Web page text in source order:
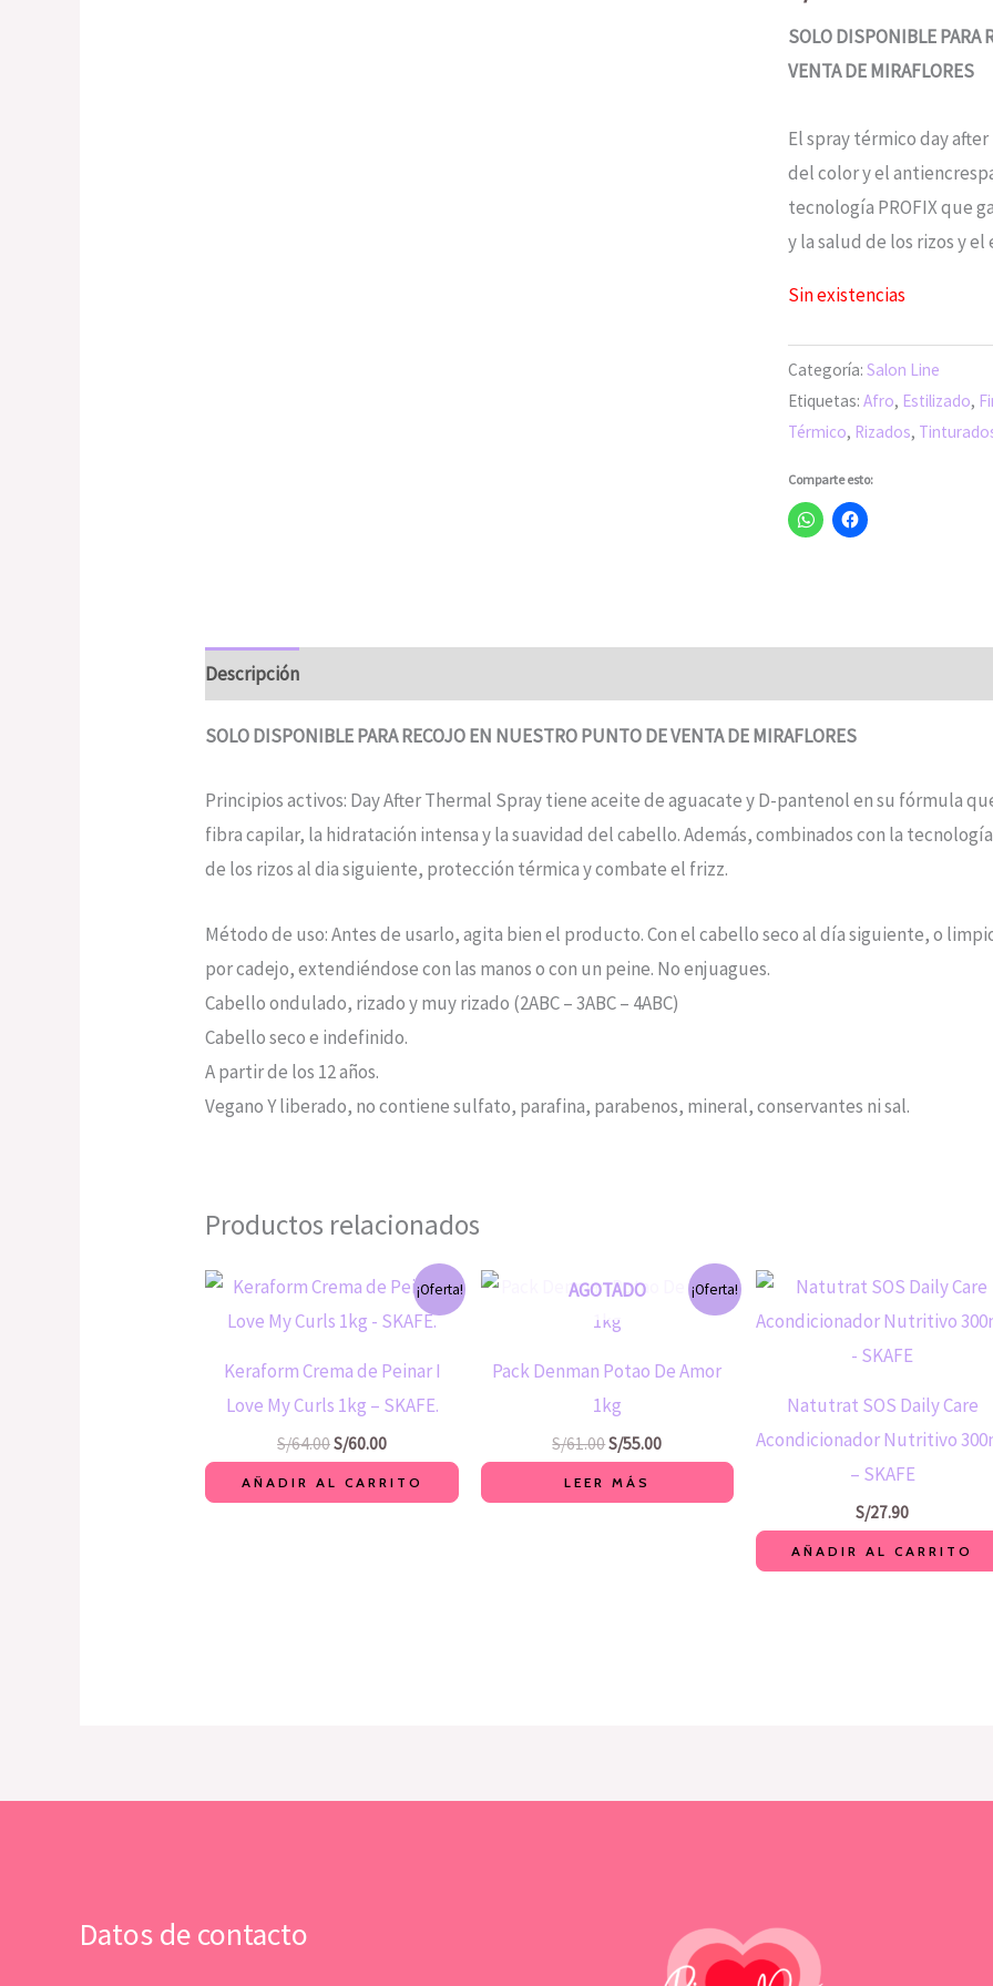
SOLO DISPONIBLE PARA
VENTA DE MIRAFLORES
El spray térmico day
del color y el
tecnología PROFIX que
y la salud de los rizos y el
Sin existencias
Categoría: Salon Line
Etiquetas: Afro, Estilizado,
Térmico, Rizados,
Comparte esto:
Descripción
SOLO DISPONIBLE PARA RECOJO EN NUESTRO PUNTO DE VENTA DE MIRAFLORES
Principios activos: Day After Thermal Spray tiene aceite de aguacate y D-pantenol en su fórmula
fibra capilar, la hidratación intensa y la suavidad del cabello. Además, combinados con la
de los rizos al dia siguiente, protección térmica y combate el frizz.
Método de uso: Antes de usarlo, agita bien el producto. Con el cabello seco al día siguiente, o
por cadejo, extendiéndose con las manos o con un peine. No enjuagues.
Cabello ondulado, rizado y muy rizado (2ABC – 3ABC – 4ABC)
Cabello seco e indefinido.
A partir de los 12 años.
Vegano Y liberado, no contiene sulfato, parafina, parabenos, mineral, conservantes ni sal.
Productos relacionados
¡Oferta!
Keraform Crema de Peinar I
Love My Curls 1kg – SKAFE.
S/64.00
El
original
S/64.00.
S/60.00
El
precio
actual
S/60.00.
AÑADIR AL CARRITO
¡Oferta!
AGOTADO
Pack Denman Potao De Amor
1kg
S/61.00
El
precio
original
S/61.00.
S/55.00
precio
S/55.00.
LEER MÁS
Natutrat SOS Daily Care
Acondicionador Nutritivo
– SKAFE
S/27.90
AÑADIR AL CARRITO
Datos de contacto